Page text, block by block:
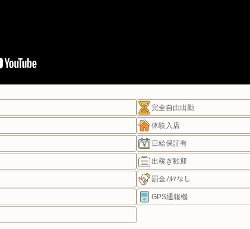
完全自由出勤
体験入店
日給保証有
出稼ぎ歓迎
罰金ﾉﾙﾏなし
GPS通報機